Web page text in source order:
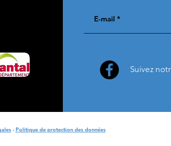
Suivez
- Politique de protection des données